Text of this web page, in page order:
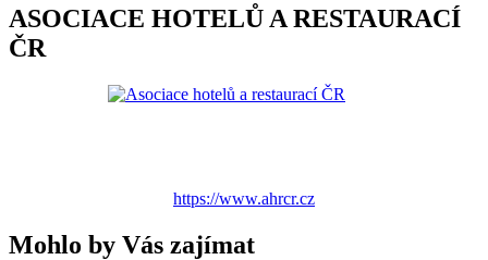
ASOCIACE HOTELŮ A RESTAURACÍ
ČR
https://www.ahrcr.cz
Mohlo by Vás zajímat